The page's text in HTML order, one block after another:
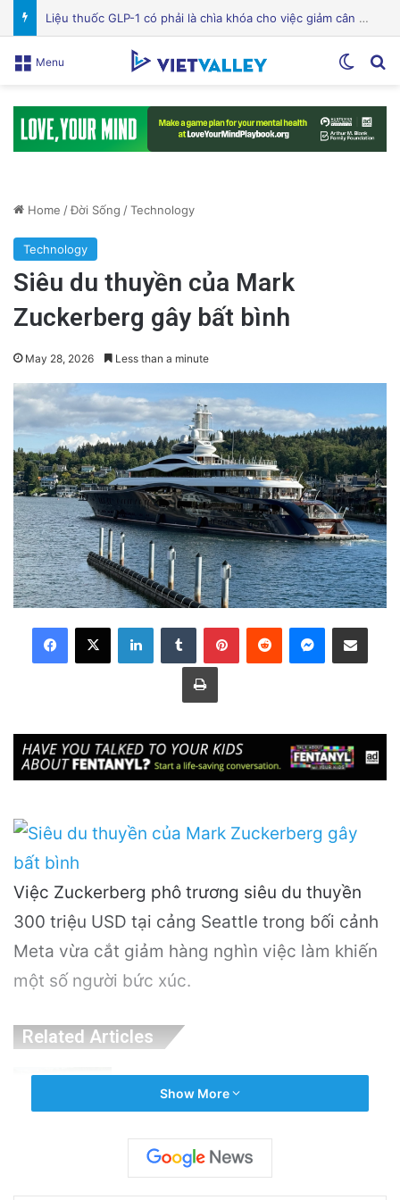
Bệnh viện Silicon Valley: Một trong những cơ sở y tế hàng đầu tại Mỹ
Menu
Home /Đời Sống /Technology
Technology
Siêu du thuyền của Mark
Zuckerberg gây bất bình
May 28, 2026 Less than a minute
LinkedInTumblr PinterestReddit Messenger
Share via Email
Print
Việc Zuckerberg phô trương siêu du thuyền
300 triệu USD tại cảng Seattle trong bối cảnh
Meta vừa cắt giảm hàng nghìn việc làm khiến
một số người bức xúc.
Related Articles
Cuộc đời của Nhà Khoa học Xuất sắc
2 hours ago
Khám Phá Máy Đào Hầm Nổ Đá Đầu Tiên
Show More